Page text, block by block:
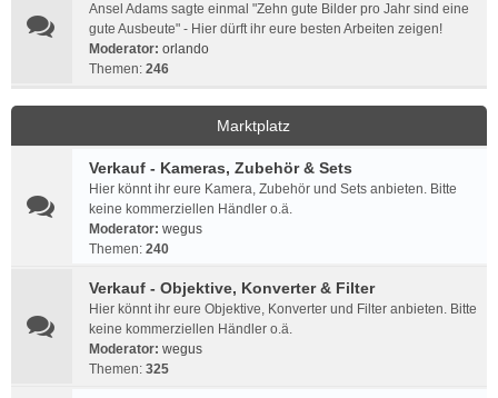
Ansel Adams sagte einmal "Zehn gute Bilder pro Jahr sind eine
gute Ausbeute" - Hier dürft ihr eure besten Arbeiten zeigen!
Moderator: orlando
Themen: 246
Marktplatz
Verkauf - Kameras, Zubehör & Sets
Hier könnt ihr eure Kamera, Zubehör und Sets anbieten. Bitte
keine kommerziellen Händler o.ä.
Moderator: wegus
Themen: 240
Verkauf - Objektive, Konverter & Filter
Hier könnt ihr eure Objektive, Konverter und Filter anbieten. Bitte
keine kommerziellen Händler o.ä.
Moderator: wegus
Themen: 325